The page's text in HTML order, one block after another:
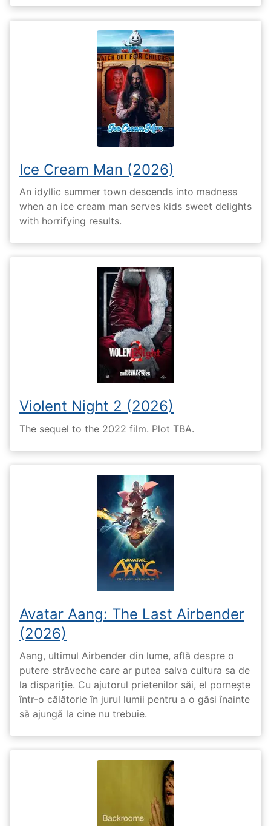
Ice Cream Man (2026)
An idyllic summer town descends into madness
when an ice cream man serves kids sweet delights
with horrifying results.
Violent Night 2 (2026)
The sequel to the 2022 film. Plot TBA.
Avatar Aang: The Last Airbender
(2026)
Aang, ultimul Airbender din lume, află despre o
putere străveche care ar putea salva cultura sa de
la dispariție. Cu ajutorul prietenilor săi, el pornește
într-o călătorie în jurul lumii pentru a o găsi înainte
să ajungă la cine nu trebuie.